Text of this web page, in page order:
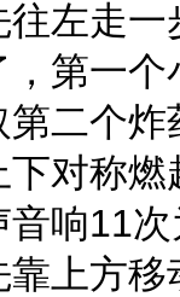
左走
第一
二个
对称
响11
上方